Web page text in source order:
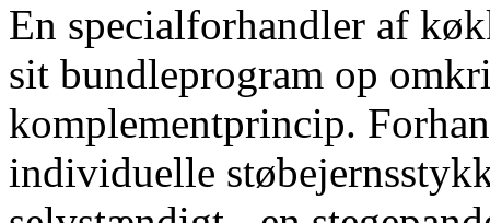
En specialforhandler af
sit bundleprogram op
komplementprincip.
individuelle